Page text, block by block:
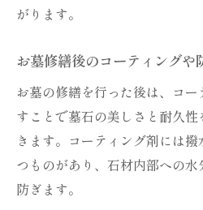
がります。
お墓修繕後のコーティングや
お墓の修繕を行った後は、コ
すことで墓石の美しさと耐久
きます。コーティング剤には
つものがあり、石材内部への
防ぎます。